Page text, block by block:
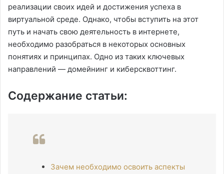
реализации своих идей и достижения успеха в
виртуальной среде. Однако, чтобы вступить на этот
путь и начать свою деятельность в интернете,
необходимо разобраться в некоторых основных
понятиях и принципах. Одно из таких ключевых
направлений — домейнинг и киберсквоттинг.
Содержание статьи:
Зачем необходимо освоить аспекты